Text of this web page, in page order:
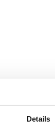
Details